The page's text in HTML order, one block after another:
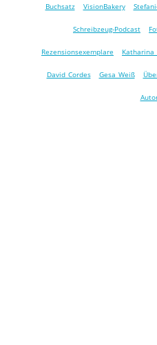
Buchsatz VisionBakery
Schreibzeug-Podcast
Rezensionsexemplare Katharina
David Cordes Gesa Weiß